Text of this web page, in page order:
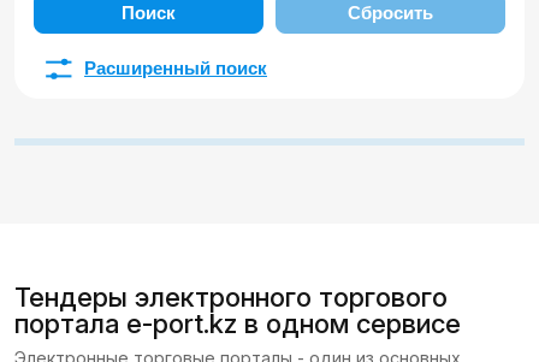
Поиск Сбросить
Расширенный поиск
Тендеры электронного торгового
портала e-port.kz в одном сервисе
Электронные торговые порталы - один из основных